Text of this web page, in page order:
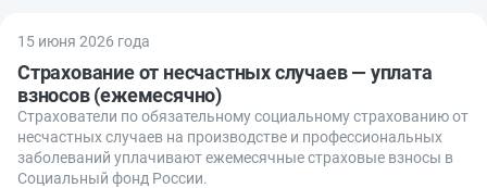
15 июня 2026 года
Страхование от несчастных случаев — уплата
взносов (ежемесячно)
Страхователи по обязательному социальному страхованию от
несчастных случаев на производстве и профессиональных
заболеваний уплачивают ежемесячные страховые взносы в
Социальный фонд России.